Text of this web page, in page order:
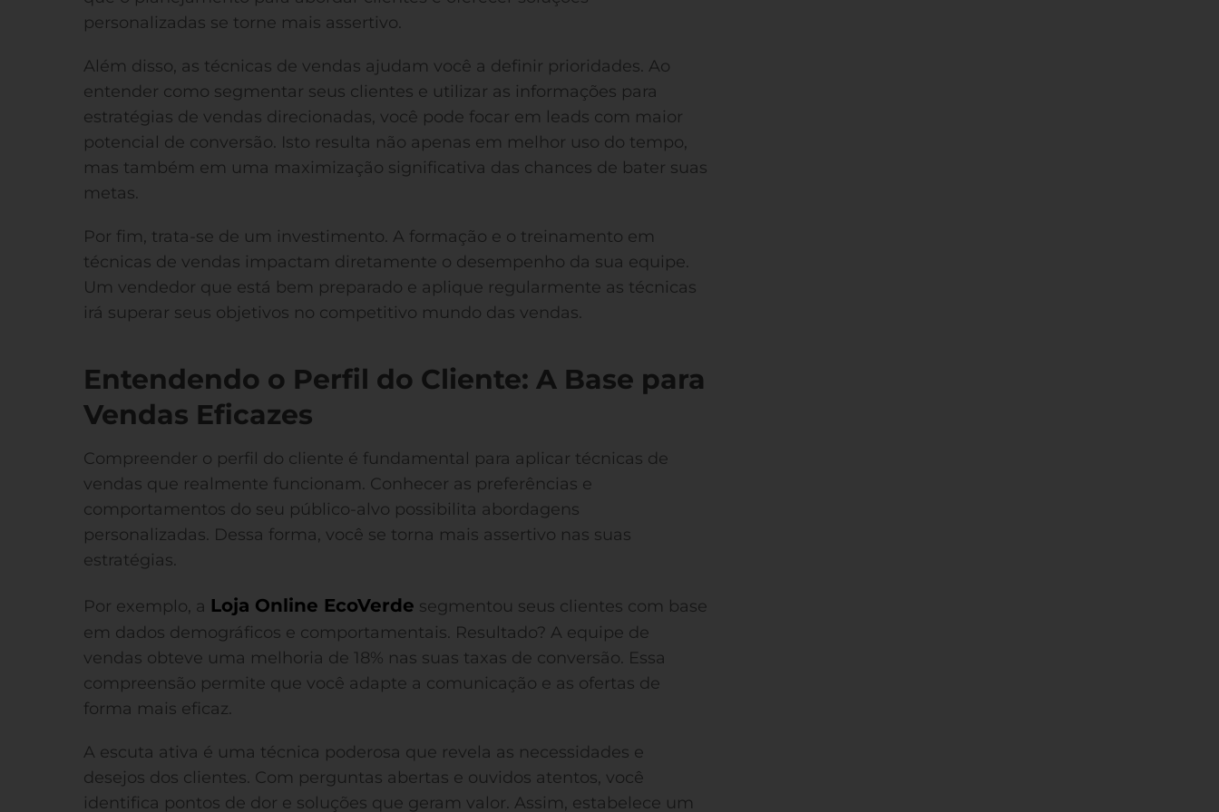
personalizadas se torne mais assertivo.
Além disso, as técnicas de vendas ajudam você a definir prioridades. Ao
entender como segmentar seus clientes e utilizar as informações para
estratégias de vendas direcionadas, você pode focar em leads com maior
potencial de conversão. Isto resulta não apenas em melhor uso do tempo,
mas também em uma maximização significativa das chances de bater suas
metas.
Por fim, trata-se de um investimento. A formação e o treinamento em
técnicas de vendas impactam diretamente o desempenho da sua equipe.
Um vendedor que está bem preparado e aplique regularmente as técnicas
irá superar seus objetivos no competitivo mundo das vendas.
Entendendo o Perfil do Cliente: A Base para
Vendas Eficazes
Compreender o perfil do cliente é fundamental para aplicar técnicas de
vendas que realmente funcionam. Conhecer as preferências e
comportamentos do seu público-alvo possibilita abordagens
personalizadas. Dessa forma, você se torna mais assertivo nas suas
estratégias.
Por exemplo, a Loja Online EcoVerde segmentou seus clientes com base
em dados demográficos e comportamentais. Resultado? A equipe de
vendas obteve uma melhoria de 18% nas suas taxas de conversão. Essa
compreensão permite que você adapte a comunicação e as ofertas de
forma mais eficaz.
A escuta ativa é uma técnica poderosa que revela as necessidades e
desejos dos clientes. Com perguntas abertas e ouvidos atentos, você
identifica pontos de dor e soluções que geram valor. Assim, estabelece um